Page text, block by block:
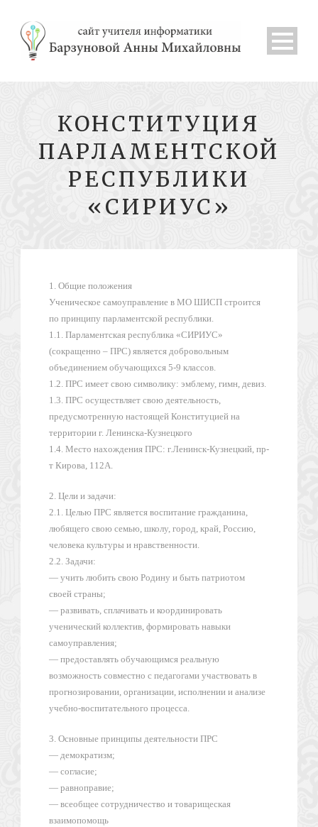
КОНСТИТУЦИЯ
ПАРЛАМЕНТСКОЙ
РЕСПУБЛИКИ
«СИРИУС»
1. Общие положения
Ученическое самоуправление в МО ШИСП строится
по принципу парламентской республики.
1.1. Парламентская республика «СИРИУС»
(сокращенно – ПРС) является добровольным
объединением обучающихся 5-9 классов.
1.2. ПРС имеет свою символику: эмблему, гимн, девиз.
1.3. ПРС осуществляет свою деятельность,
предусмотренную настоящей Конституцией на
территории г. Ленинска-Кузнецкого
1.4. Место нахождения ПРС: г.Ленинск-Кузнецкий, пр-
т Кирова, 112А.
2. Цели и задачи:
2.1. Целью ПРС является воспитание гражданина,
любящего свою семью, школу, город, край, Россию,
человека культуры и нравственности.
2.2. Задачи:
— учить любить свою Родину и быть патриотом
своей страны;
— развивать, сплачивать и координировать
ученический коллектив, формировать навыки
самоуправления;
— предоставлять обучающимся реальную
возможность совместно с педагогами участвовать в
прогнозировании, организации, исполнении и анализе
учебно-воспитательного процесса.
3. Основные принципы деятельности ПРС
— демократизм;
— согласие;
— равноправие;
— всеобщее сотрудничество и товарищеская
взаимопомощь